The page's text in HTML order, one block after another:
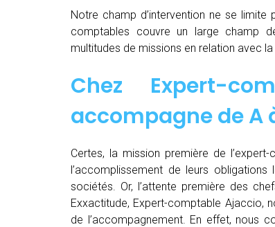
Notre champ d’intervention ne se limite
comptables couvre un large champ
multitudes de missions en relation avec
Chez Expert-
accompagne deA
Certes, la mission première de
l’accomplissement de leurs
sociétés. Or, l’attente première des
Exxactitude, Expert-comptable Ajaccio,
de l’accompagnement. En effet, nous